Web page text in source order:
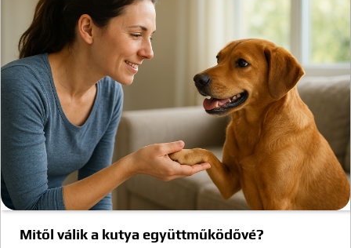
Mitől válik a kutya együttműködővé?